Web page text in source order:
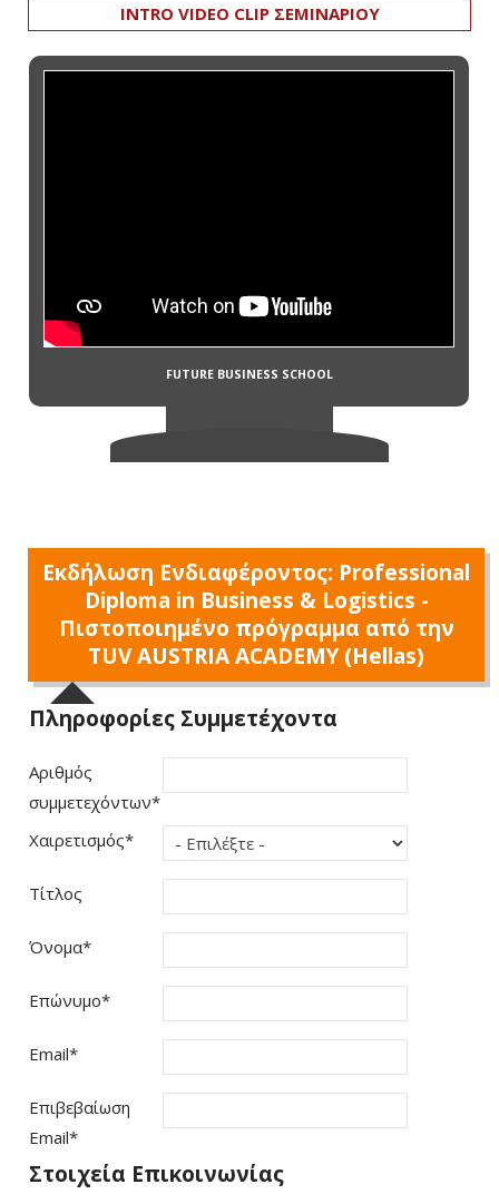
INTRO VIDEO CLIP ΣΕΜΙΝΑΡΙΟΥ
Εκδήλωση Ενδιαφέροντος: Professional
Diploma in Business & Logistics -
Πιστοποιημένο πρόγραμμα από την
TUV AUSTRIA ACADEMY (Hellas)
Πληροφορίες Συμμετέχοντα
Αριθμός
συμμετεχόντων*
Χαιρετισμός*
Τίτλος
Όνομα*
Επώνυμο*
Email*
Επιβεβαίωση
Email*
Στοιχεία Επικοινωνίας